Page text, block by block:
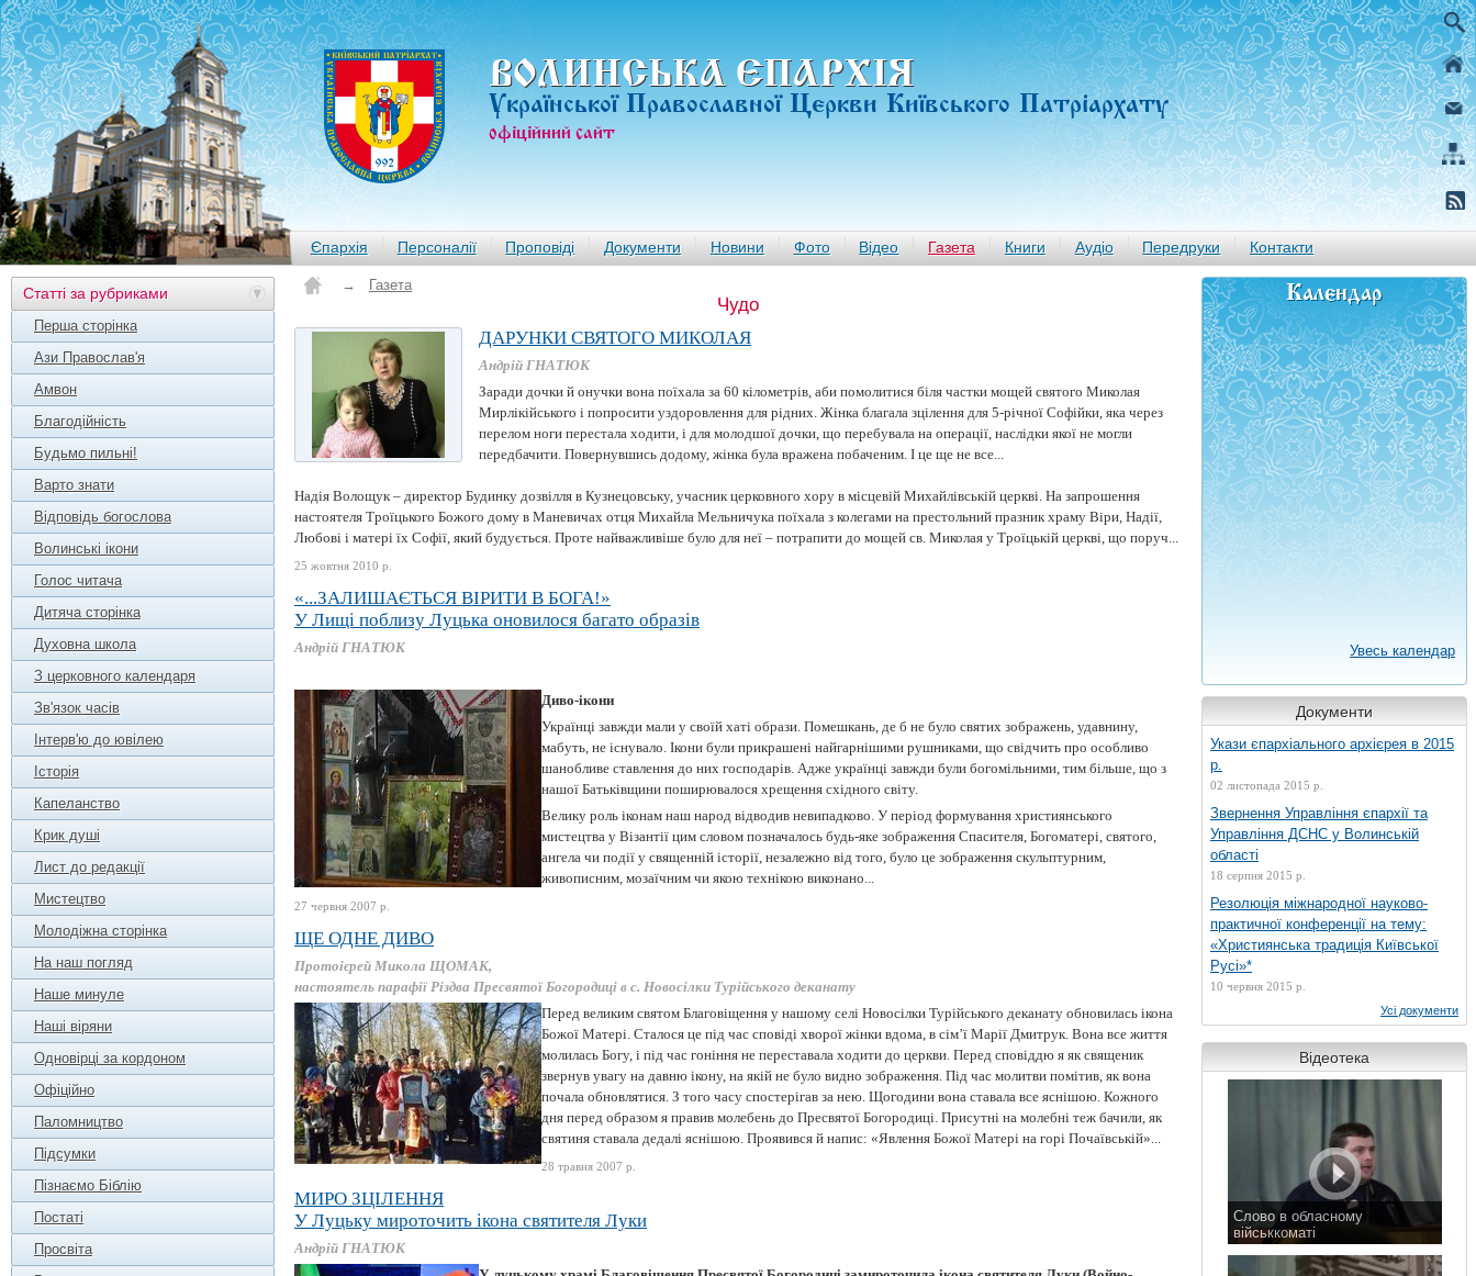
ВОЛИНСЬКА ЄПАРХIЯ
Української Православної Церкви Київського Патріархату
офiцiйний сайт
Єпархія Персоналії Проповіді Документи Новини Фото Відео Газета Книги Аудіо Передруки Контакти
Статті за рубриками
Перша сторінка
Ази Православ'я
Амвон
Благодійність
Будьмо пильні!
Варто знати
Відповідь богослова
Волинські ікони
Голос читача
Дитяча сторінка
Духовна школа
З церковного календаря
Зв'язок часів
Інтерв'ю до ювілею
Історія
Капеланство
Крик душі
Лист до редакції
Мистецтво
Молодіжна сторінка
На наш погляд
Наше минуле
Наші віряни
Одновірці за кордоном
Офіційно
Паломництво
Підсумки
Пізнаємо Біблію
Постаті
Просвіта
→ Газета
Чудо
ДАРУНКИ СВЯТОГО МИКОЛАЯ
Андрій ГНАТЮК
Заради дочки й онучки вона поїхала за 60 кілометрів, аби помолитися біля частки мощей святого Миколая
Мирлікійського і попросити уздоровлення для рідних. Жінка благала зцілення для 5-річної Софійки, яка через
перелом ноги перестала ходити, і для молодшої дочки, що перебувала на операції, наслідки якої не могли
передбачити. Повернувшись додому, жінка була вражена побаченим. І це ще не все...
Надія Волощук – директор Будинку дозвілля в Кузнецовську, учасник церковного хору в місцевій Михайлівській церкві. На запрошення
настоятеля Троїцького Божого дому в Маневичах отця Михайла Мельничука поїхала з колегами на престольний празник храму Віри, Надії,
Любові і матері їх Софії, який будується. Проте найважливіше було для неї – потрапити до мощей св. Миколая у Троїцькій церкві, що поруч...
25 жовтня 2010 р.
«...ЗАЛИШАЄТЬСЯ ВІРИТИ В БОГА!»
У Лищі поблизу Луцька оновилося багато образів
Андрій ГНАТЮК
Диво-ікони
Українці завжди мали у своїй хаті образи. Помешкань, де б не було святих зображень, удавнину,
мабуть, не існувало. Ікони були прикрашені найгарнішими рушниками, що свідчить про особливо
шанобливе ставлення до них господарів. Адже українці завжди були богомільними, тим більше, що з
нашої Батьківщини поширювалося хрещення східного світу.
Велику роль іконам наш народ відводив невипадково. У період формування християнського
мистецтва у Візантії цим словом позначалось будь-яке зображення Спасителя, Богоматері, святого,
ангела чи події у священній історії, незалежно від того, було це зображення скульптурним,
живописним, мозаїчним чи якою технікою виконано...
27 червня 2007 р.
ЩЕ ОДНЕ ДИВО
Протоієрей Микола ЩОМАК,
настоятель парафії Різдва Пресвятої Богородиці в с. Новосілки Турійського деканату
Перед великим святом Благовіщення у нашому селі Новосілки Турійського деканату обновилась ікона
Божої Матері. Сталося це під час сповіді хворої жінки вдома, в сім’ї Марії Дмитрук. Вона все життя
молилась Богу, і під час гоніння не переставала ходити до церкви. Перед сповіддю я як священик
звернув увагу на давню ікону, на якій не було видно зображення. Під час молитви помітив, як вона
почала обновлятися. З того часу спостерігав за нею. Щогодини вона ставала все яснішою. Кожного
дня перед образом я правив молебень до Пресвятої Богородиці. Присутні на молебні теж бачили, як
святиня ставала дедалі яснішою. Проявився й напис: «Явлення Божої Матері на горі Почаївській»...
28 травня 2007 р.
МИРО ЗЦІЛЕННЯ
У Луцьку мироточить ікона святителя Луки
Андрій ГНАТЮК
Календар
Увесь календар
Документи
Укази єпархіального архієрея в 2015
р.
02 листопада 2015 р.
Звернення Управління єпархії та
Управління ДСНС у Волинській
області
18 серпня 2015 р.
Резолюція міжнародної науково-
практичної конференції на тему:
«Християнська традиція Київської
Русі»*
10 червня 2015 р.
Усі документи
Відеотека
Слово в обласному
військкоматі